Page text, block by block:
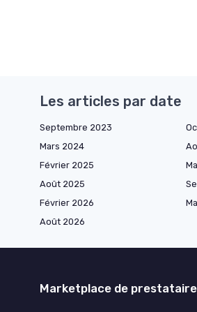
Les articles par date
Septembre 2023
Mars 2024
Février 2025
Août 2025
Février 2026
Août 2026
Marketplace de